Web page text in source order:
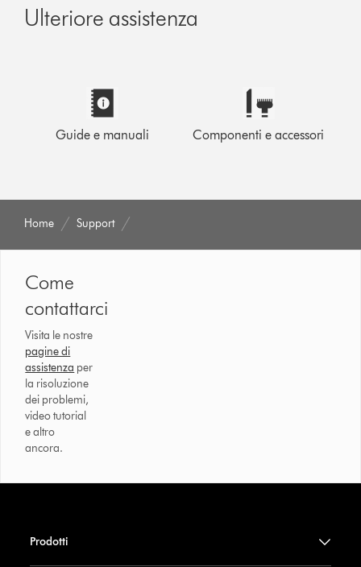
Ulteriore assistenza
Guide e manuali Componenti e accessori
Home Support
Come
contattarci
Visita le nostre
pagine di
assistenza per
la risoluzione
dei problemi,
video tutorial
e altro
ancora.
Prodotti